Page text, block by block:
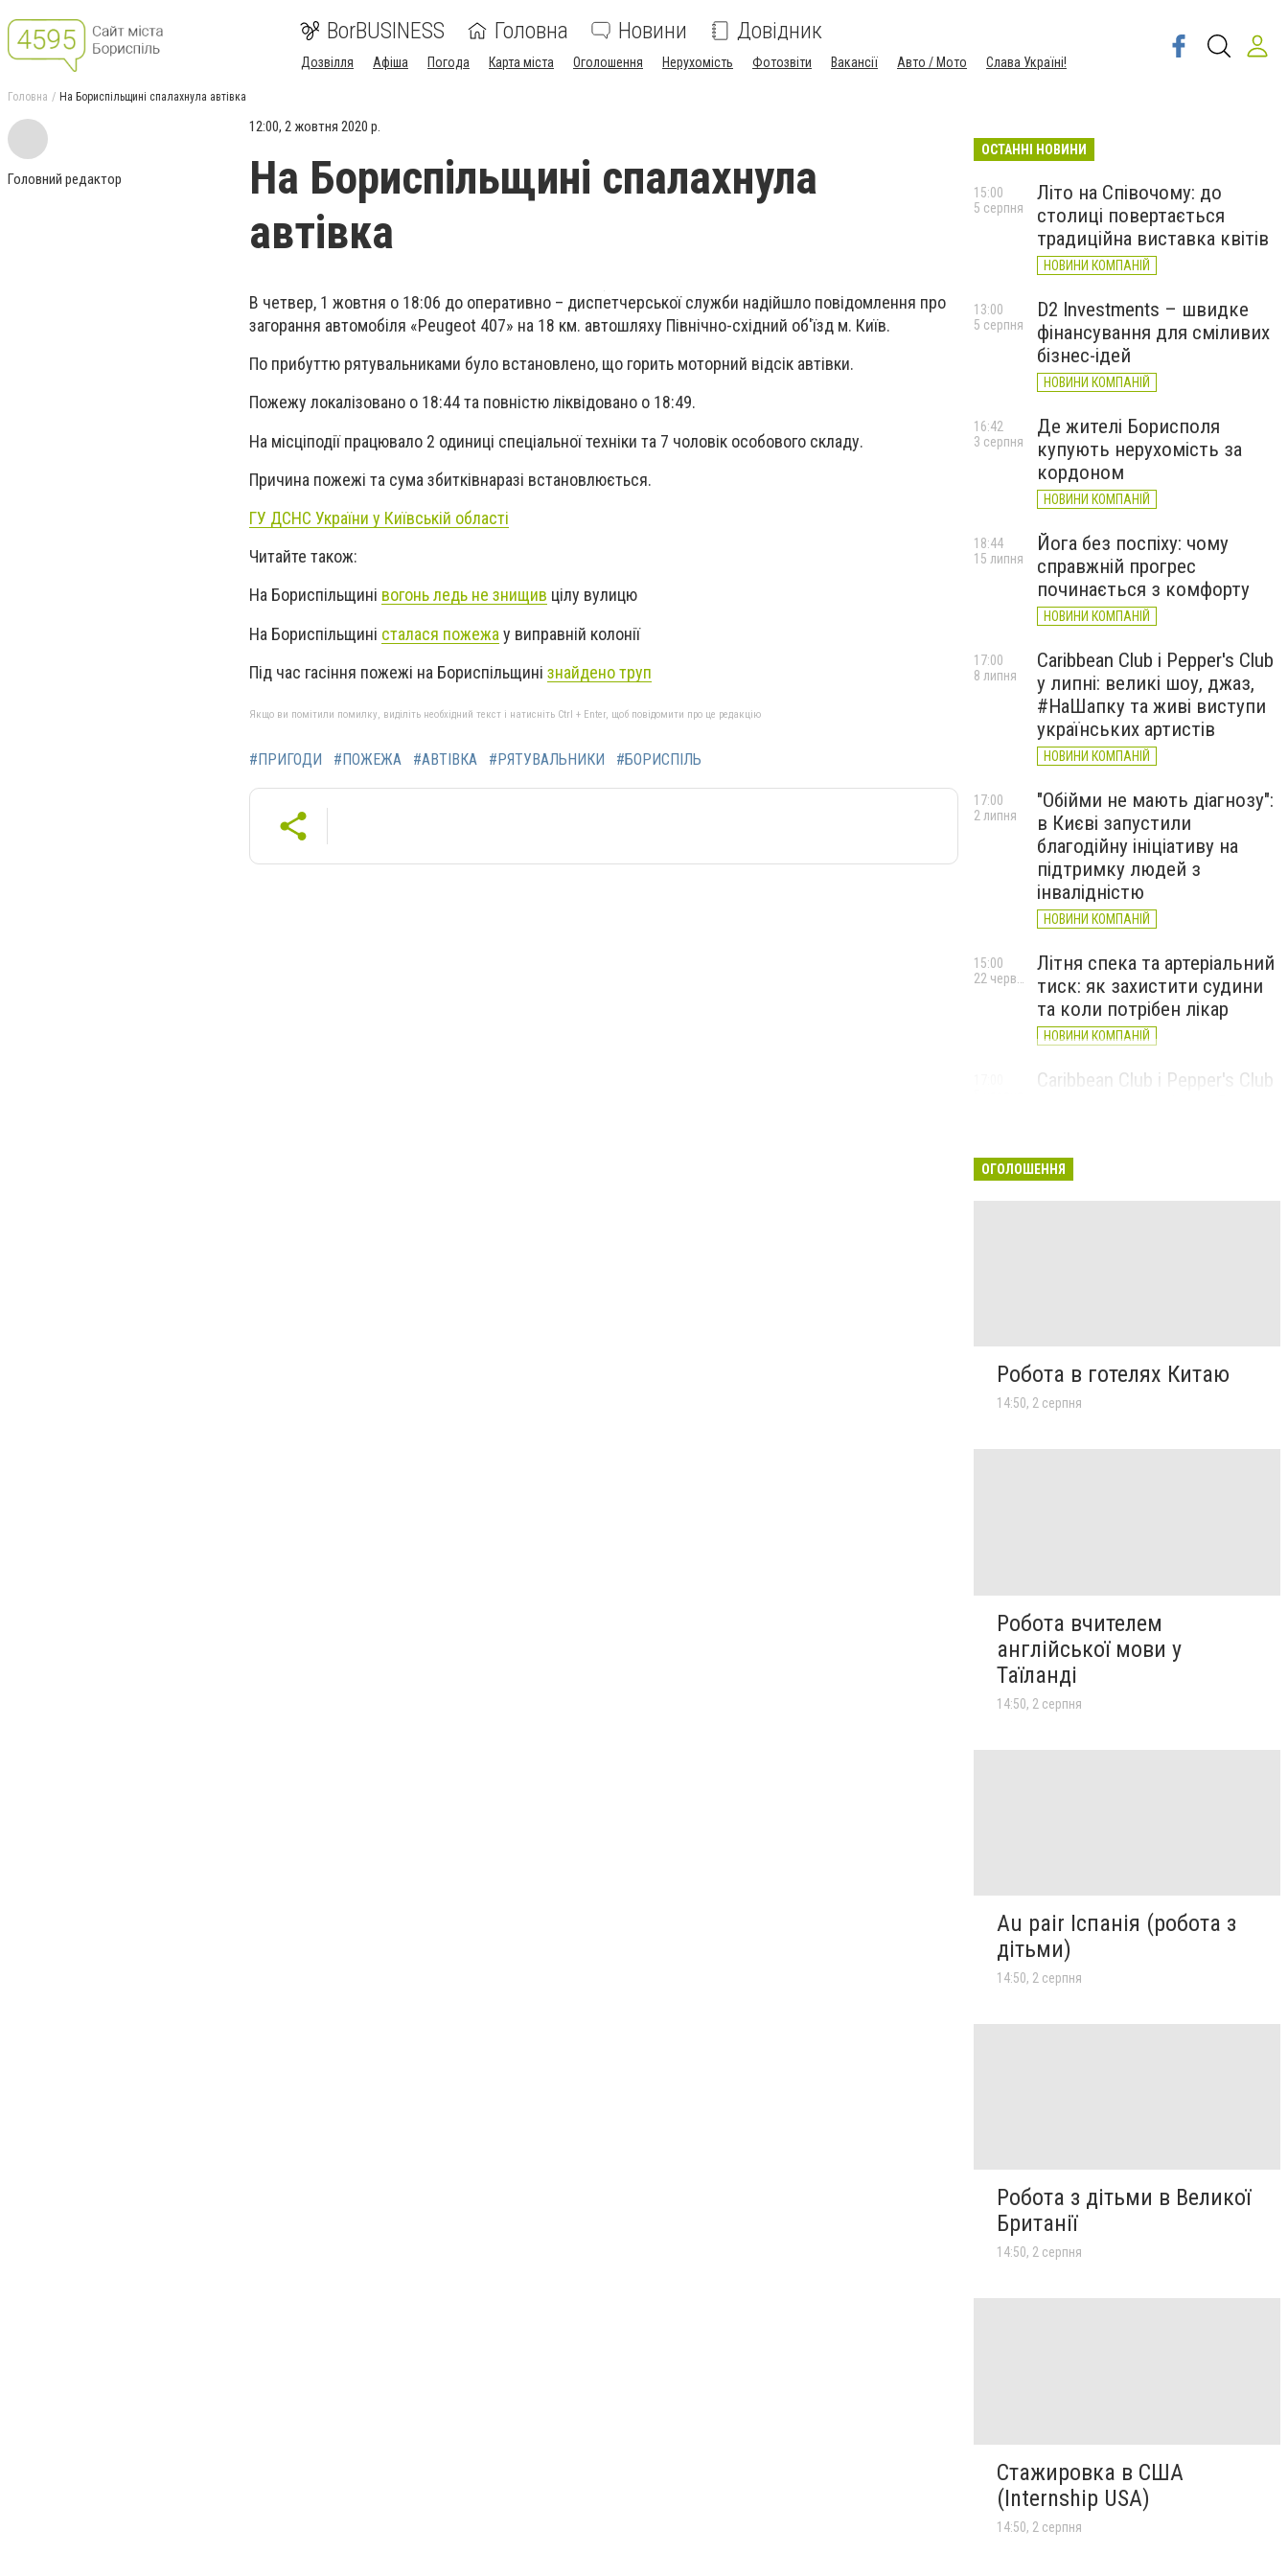
BorBUSINESS Головна Новини Довідник
Дозвілля Афіша Погода Карта міста Оголошення Нерухомість Фотозвіти Вакансії Авто / Мото Слава Україні!
Головна На Бориспільщині спалахнула автівка
Головний редактор
12:00, 2 жовтня 2020 р.
На Бориспільщині спалахнула
автівка
В четвер, 1 жовтня о 18:06 до оперативно – диспетчерської служби надійшло повідомлення про
загорання автомобіля «Peugeot 407» на 18 км. автошляху Північно-східний об'їзд м. Київ.
По прибуттю рятувальниками було встановлено, що горить моторний відсік автівки.
Пожежу локалізовано о 18:44 та повністю ліквідовано о 18:49.
На місціподії працювало 2 одиниці спеціальної техніки та 7 чоловік особового складу.
Причина пожежі та сума збитківнаразі встановлюється.
ГУ ДСНС України у Київській області
Читайте також:
На Бориспільщині вогонь ледь не знищив цілу вулицю
На Бориспільщині сталася пожежа у виправній колонії
Під час гасіння пожежі на Бориспільщині знайдено труп
Якщо ви помітили помилку, виділіть необхідний текст і натисніть Ctrl + Enter, щоб повідомити про це редакцію
#ПРИГОДИ #ПОЖЕЖА #АВТІВКА #РЯТУВАЛЬНИКИ #БОРИСПІЛЬ
ОСТАННІ НОВИНИ
Літо на Співочому: до
столиці повертається
традиційна виставка квітів
НОВИНИ КОМПАНІЙ
15:00
5 серпня
D2 Investments – швидке
фінансування для сміливих
бізнес-ідей
НОВИНИ КОМПАНІЙ
13:00
5 серпня
Де жителі Борисполя
купують нерухомість за
кордоном
НОВИНИ КОМПАНІЙ
16:42
3 серпня
Йога без поспіху: чому
справжній прогрес
починається з комфорту
НОВИНИ КОМПАНІЙ
18:44
15 липня
Caribbean Club і Pepper's Club
у липні: великі шоу, джаз,
#НаШапку та живі виступи
українських артистів
НОВИНИ КОМПАНІЙ
17:00
8 липня
"Обійми не мають діагнозу":
в Києві запустили
благодійну ініціативу на
підтримку людей з
інвалідністю
НОВИНИ КОМПАНІЙ
17:00
2 липня
Літня спека та артеріальний
тиск: як захистити судини
та коли потрібен лікар
НОВИНИ КОМПАНІЙ
15:00
Caribbean Club і Pepper's Club
НОВИНИ КОМПАНІЙ
ОГОЛОШЕННЯ
Робота в готелях Китаю
14:50, 2 серпня
Робота вчителем
англійської мови у
Таїланді
14:50, 2 серпня
Au pair Іспанія (робота з
дітьми)
14:50, 2 серпня
Робота з дітьми в Великої
Британії
14:50, 2 серпня
Стажировка в США
(Internship USA)
14:50, 2 серпня